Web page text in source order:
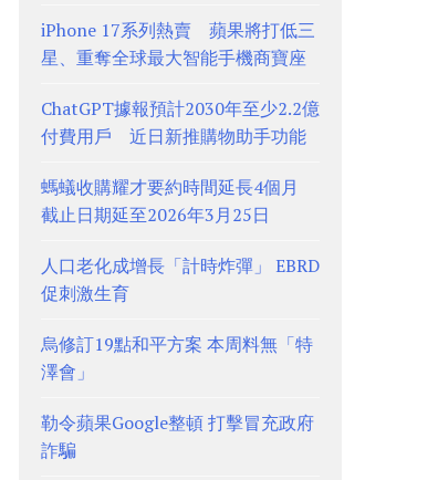
iPhone 17系列熱賣 蘋果將打低三
星、重奪全球最大智能手機商寶座
ChatGPT據報預計2030年至少2.2億
付費用戶 近日新推購物助手功能
螞蟻收購耀才要約時間延長4個月
截止日期延至2026年3月25日
人口老化成增長「計時炸彈」 EBRD
促刺激生育
烏修訂19點和平方案 本周料無「特
澤會」
勒令蘋果Google整頓 打擊冒充政府
詐騙